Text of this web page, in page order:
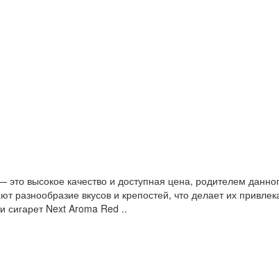
высокое качество и доступная цена, родителем
разнообразие вкусов и крепостей, что делает их
сигарет Next Aroma Red ..